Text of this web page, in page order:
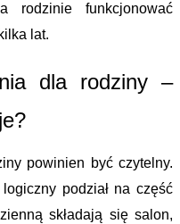
rodzinie funkcjonować
lat.
dla rodziny –
powinien być czytelny.
podział na część
składają się salon,